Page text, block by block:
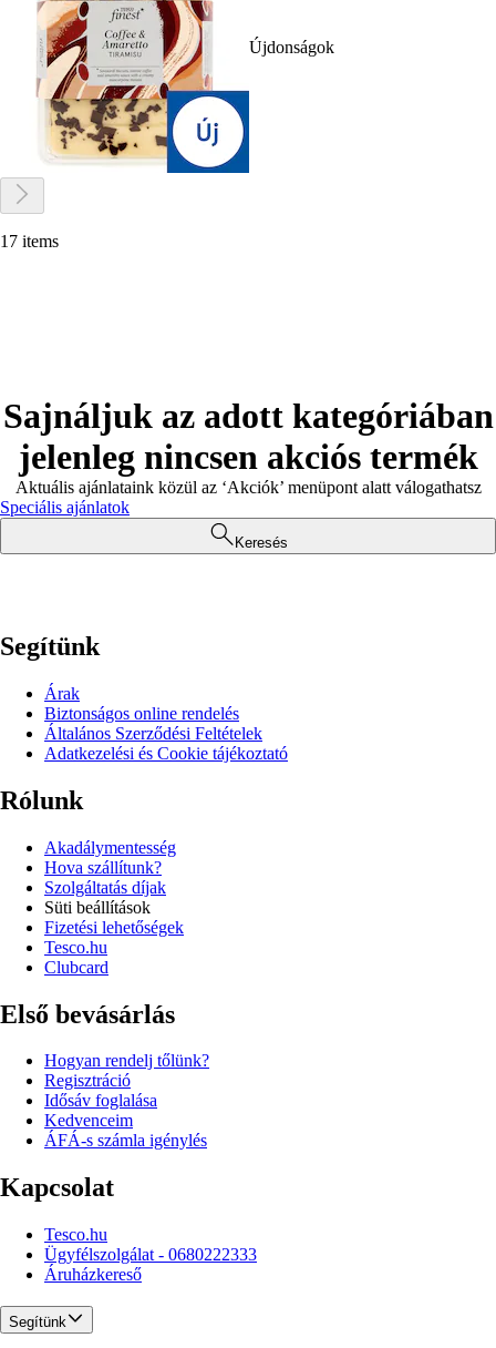
Újdonságok
17 items
Sajnáljuk az adott kategóriában
jelenleg nincsen akciós termék
Aktuális ajánlataink közül az ‘Akciók’ menüpont alatt válogathatsz
Speciális ajánlatok
Keresés
Segítünk
Árak
Biztonságos online rendelés
Általános Szerződési Feltételek
Adatkezelési és Cookie tájékoztató
Rólunk
Akadálymentesség
Hova szállítunk?
Szolgáltatás díjak
Süti beállítások
Fizetési lehetőségek
Tesco.hu
Clubcard
Első bevásárlás
Hogyan rendelj tőlünk?
Regisztráció
Idősáv foglalása
Kedvenceim
ÁFÁ-s számla igénylés
Kapcsolat
Tesco.hu
Ügyfélszolgálat - 0680222333
Áruházkereső
Segítünk